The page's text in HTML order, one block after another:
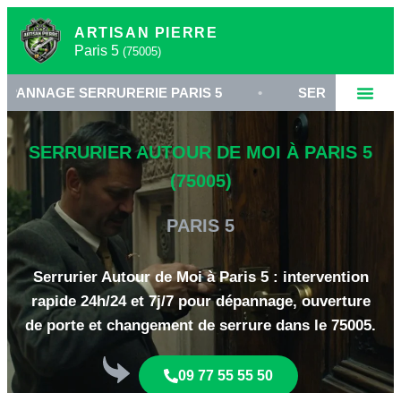
ARTISAN PIERRE
Paris 5 (75005)
SERRURERIE PARIS 5 • SERRURIER 75005
SERRURIER AUTOUR DE MOI À PARIS 5
(75005)
PARIS 5
Serrurier Autour de Moi à Paris 5 : intervention
rapide 24h/24 et 7j/7 pour dépannage, ouverture
de porte et changement de serrure dans le 75005.
09 77 55 55 50